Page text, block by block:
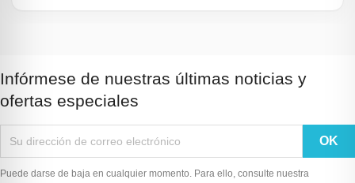
Infórmese de nuestras últimas noticias y
ofertas especiales
Puede darse de baja en cualquier momento. Para ello, consulte nuestra